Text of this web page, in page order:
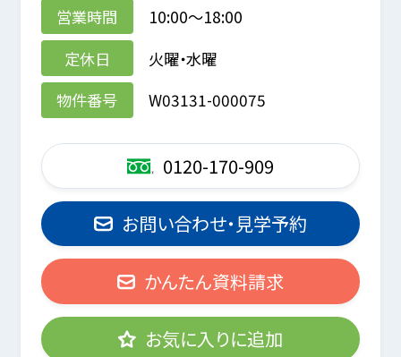
営業時間
10:00～18:00
定休日
火曜・水曜
物件番号
W03131-000075
0120-170-909
お問い合わせ・見学予約
かんたん資料請求
お気に入りに追加